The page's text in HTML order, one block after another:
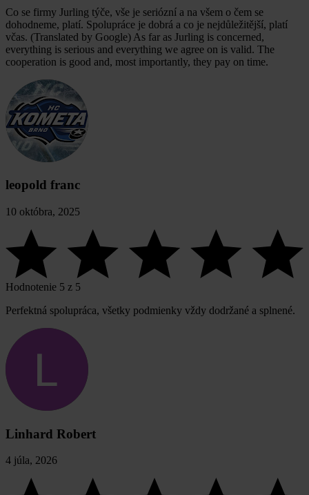
Co se firmy Jurling týče, vše je seriózní a na všem o čem se
dohodneme, platí. Spolupráce je dobrá a co je nejdůležitější, platí
včas. (Translated by Google) As far as Jurling is concerned,
everything is serious and everything we agree on is valid. The
cooperation is good and, most importantly, they pay on time.
leopold franc
10 októbra, 2025
Hodnotenie 5 z 5
Perfektná spolupráca, všetky podmienky vždy dodržané a splnené.
Linhard Robert
4 júla, 2026